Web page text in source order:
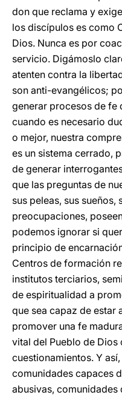
don que reclama y
los discípulos es como
Dios. Nunca es por
servicio. Digámoslo
atenten contra la
son anti-evangélicos;
generar procesos de fe
cuando es necesario
o mejor, nuestra
es un sistema cerrado,
de generar
que las preguntas de
sus peleas, sus sueños,
preocupaciones,
podemos ignorar si
principio de
Centros de formación
institutos terciarios,
de espiritualidad a
que sea capaz de estar
promover una fe
vital del Pueblo de Dios
cuestionamientos. Y
comunidades capaces
abusivas,